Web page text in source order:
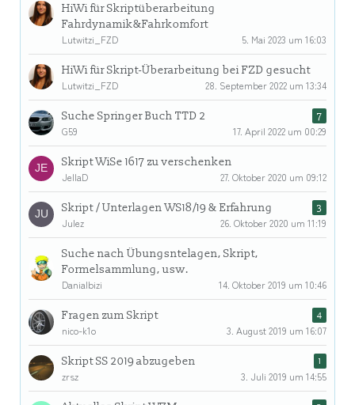
HiWi für Skriptüberarbeitung
Fahrdynamik&Fahrkomfort
Lutwitzi_FZD
5. Mai 2023 um 16:03
HiWi für Skript-Überarbeitung bei FZD gesucht
Lutwitzi_FZD
28. September 2022 um 13:34
Suche Springer Buch TTD 2 7
G59 17. April 2022 um 00:29
Skript WiSe 1617 zu verschenken
JellaD
27. Oktober 2020 um 09:12
Skript / Unterlagen WS18/19 & Erfahrung 3
Julez 26. Oktober 2020 um 11:19
Suche nach Übungsntelagen, Skript,
Formelsammlung, usw.
Danialbizi
14. Oktober 2019 um 10:46
Fragen zum Skript 4
nico-k1o 3. August 2019 um 16:07
Skript SS 2019 abzugeben 1
zrsz 3. Juli 2019 um 14:55